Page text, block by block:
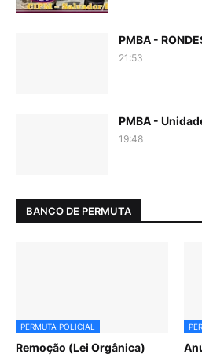
PMBA -
21:53
PMBA -
19:48
BANCO DE PERMUTA
PERMUTA POLICIAL
Remoção (Lei Orgânica)